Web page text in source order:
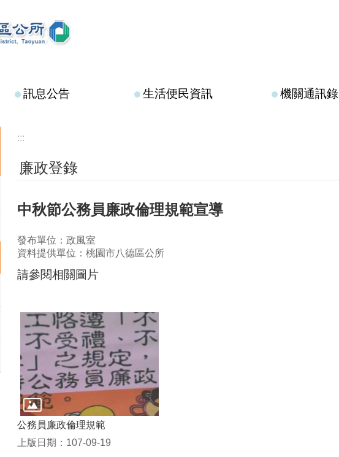
訊息公告 生活便民資訊 機關通訊錄
:::
廉政登錄
中秋節公務員廉政倫理規範宣導
發布單位：政風室
資料提供單位：桃園市八德區公所
請參閱相關圖片
公務員廉政倫理規範
上版日期：107-09-19